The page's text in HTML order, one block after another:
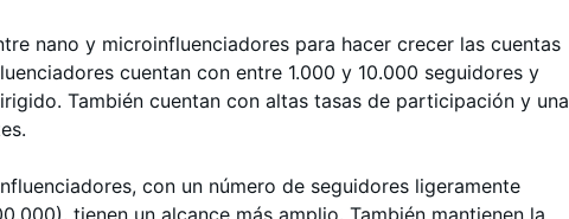
nano y microinfluenciadores para hacer crecer las cuentas
cuentan con entre 1.000 y 10.000 seguidores y
También cuentan con altas tasas de participación y una
con un número de seguidores ligeramente
tienen un alcance más amplio. También mantienen la